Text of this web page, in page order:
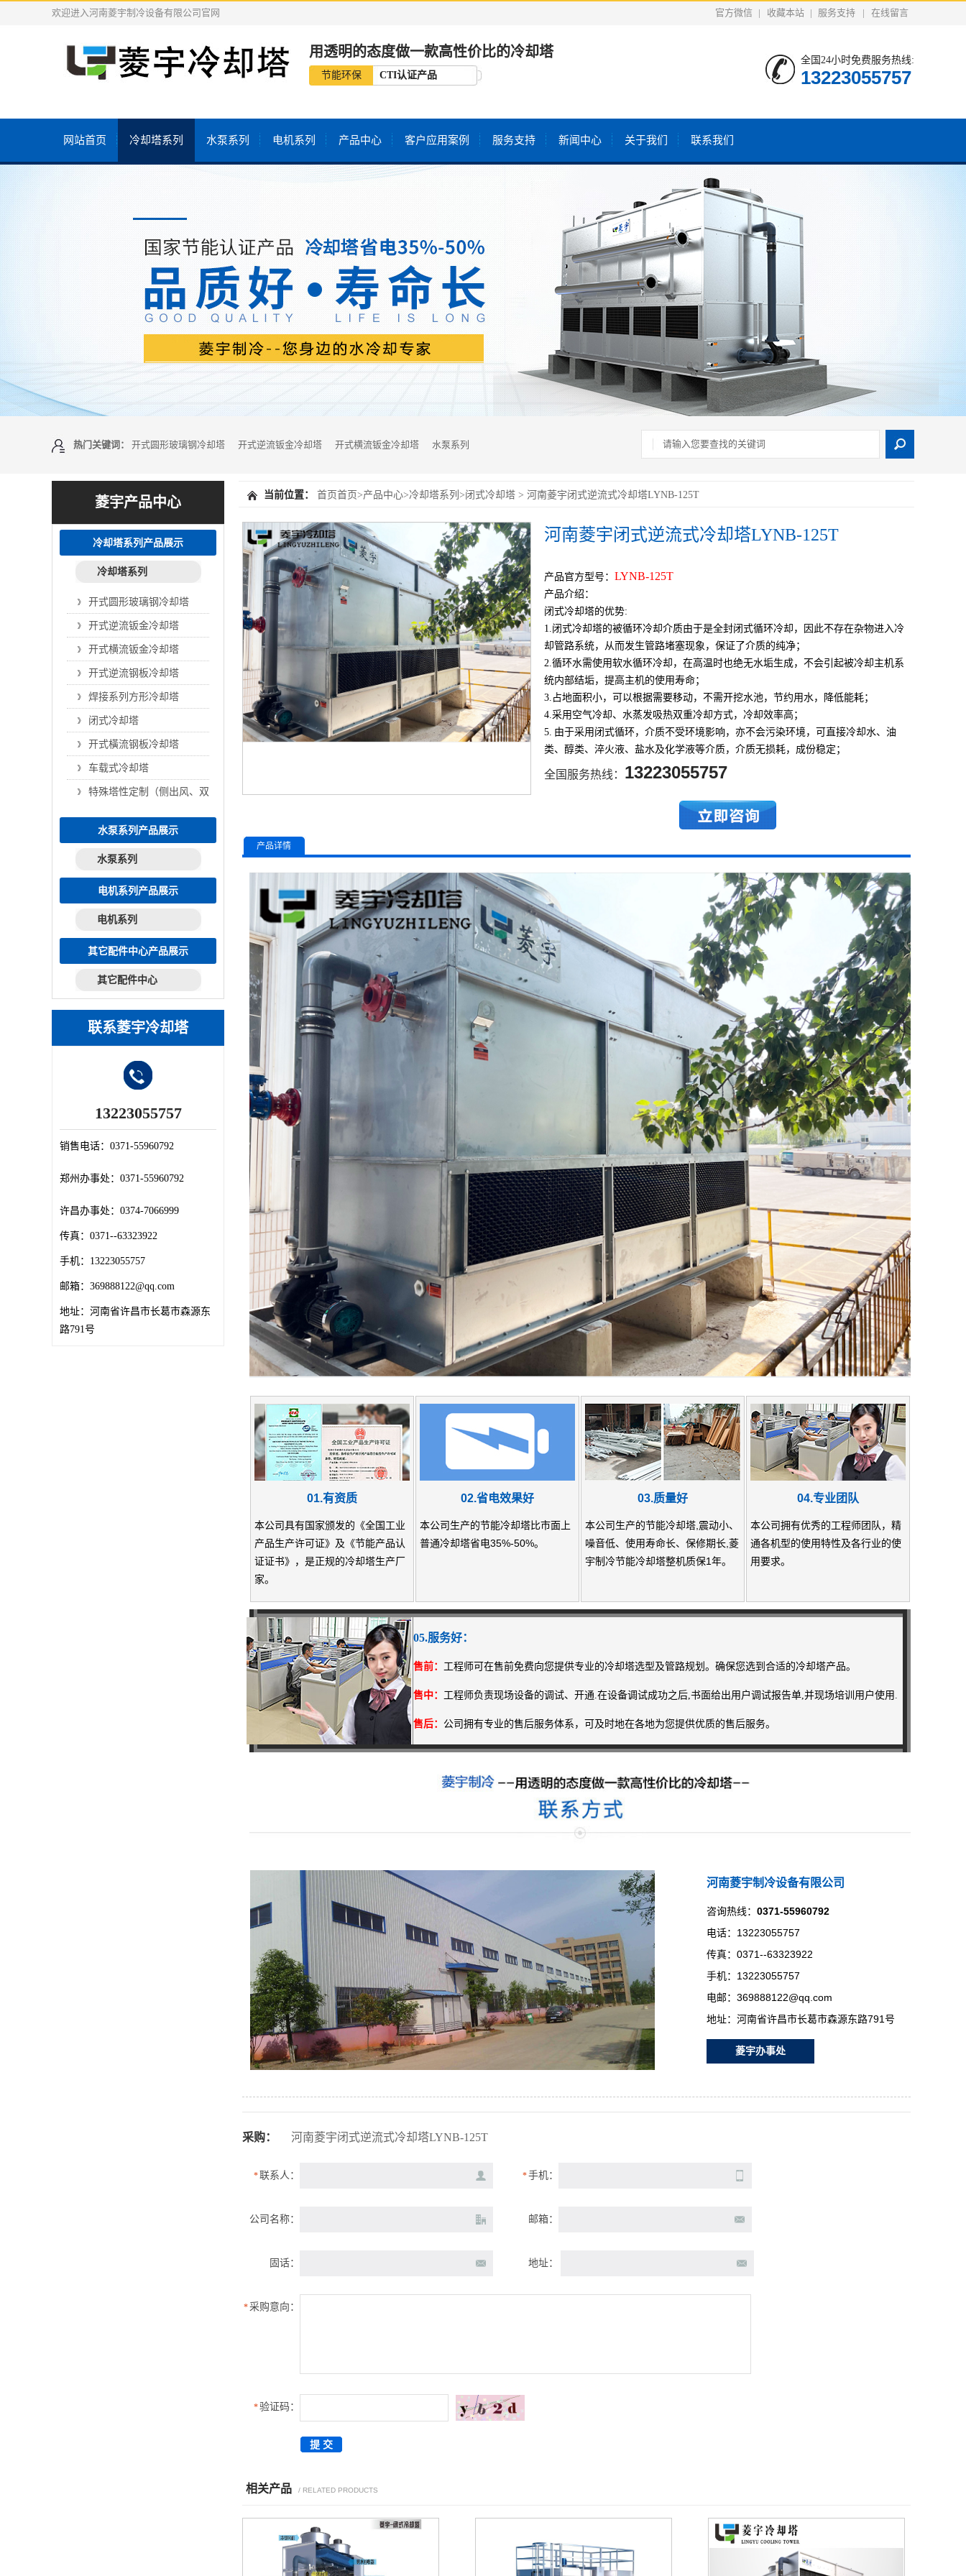
官方微信 | 收藏本站 | 服务支持 | 在线留言
欢迎进入河南菱宇制冷设备有限公司官网
用透明的态度做一款高性价比的冷却塔
节能环保 CTI认证产品
全国24小时免费服务热线:
13223055757
网站首页 冷却塔系列 水泵系列 电机系列 产品中心 客户应用案例 服务支持 新闻中心 关于我们 联系我们
热门关键词： 开式圆形玻璃钢冷却塔 开式逆流钣金冷却塔 开式横流钣金冷却塔 水泵系列
菱宇产品中心
冷却塔系列产品展示
冷却塔系列
开式圆形玻璃钢冷却塔
开式逆流钣金冷却塔
开式横流钣金冷却塔
开式逆流钢板冷却塔
焊接系列方形冷却塔
闭式冷却塔
开式橫流钢板冷却塔
车载式冷却塔
特殊塔性定制（侧出风、双层）
水泵系列产品展示
水泵系列
电机系列产品展示
电机系列
其它配件中心产品展示
其它配件中心
联系菱宇冷却塔
13223055757
销售电话： 0371-55960792
郑州办事处： 0371-55960792
许昌办事处： 0374-7066999
传真： 0371--63323922
手机： 13223055757
邮箱： 369888122@qq.com
地址： 河南省许昌市长葛市森源东
路791号
当前位置： 首页首页>产品中心>冷却塔系列 >闭式冷却塔 > 河南菱宇闭式逆流式冷却塔LYNB-125T
河南菱宇闭式逆流式冷却塔LYNB-125T
产品官方型号： LYNB-125T
产品介绍：
闭式冷却塔的优势:
1.闭式冷却塔的被循环冷却介质由于是全封闭式循环冷却，因此不存在杂物进入冷
却管路系统，从而发生管路堵塞现象，保证了介质的纯净；
2.循环水需使用软水循环冷却，在高温时也绝无水垢生成，不会引起被冷却主机系
统内部结垢，提高主机的使用寿命；
3.占地面积小，可以根据需要移动，不需开挖水池，节约用水，降低能耗；
4.采用空气冷却、水蒸发吸热双重冷却方式，冷却效率高；
5. 由于采用闭式循环，介质不受环境影响，亦不会污染环境，可直接冷却水、油
类、醇类、淬火液、盐水及化学液等介质，介质无损耗，成份稳定；
全国服务热线： 13223055757
产品详情
01.有资质
本公司具有国家颁发的《全国工业
产品生产许可证》及《节能产品认
证证书》，是正规的冷却塔生产厂
家。
02.省电效果好
本公司生产的节能冷却塔比市面上
普通冷却塔省电35%-50%。
03.质量好
本公司生产的节能冷却塔,震动小、
噪音低、使用寿命长、保修期长,菱
宇制冷节能冷却塔整机质保1年。
04.专业团队
本公司拥有优秀的工程师团队，精
通各机型的使用特性及各行业的使
用要求。
05.服务好：
售前： 工程师可在售前免费向您提供专业的冷却塔选型及管路规划。确保您选到合适的冷却塔产品。
售中： 工程师负责现场设备的调试、开通.在设备调试成功之后,书面给出用户调试报告单,并现场培训用户使用.
售后： 公司拥有专业的售后服务体系，可及时地在各地为您提供优质的售后服务。
河南菱宇制冷设备有限公司
咨询热线： 0371-55960792
电话：13223055757
传真：0371--63323922
手机：13223055757
电邮：369888122@qq.com
地址：河南省许昌市长葛市森源东路791号
菱宇办事处
采购： 河南菱宇闭式逆流式冷却塔LYNB-125T
*联系人： *手机：
公司名称： 邮箱：
固话： 地址：
*采购意向：
*验证码：
相关产品 / RELATED PRODUCTS